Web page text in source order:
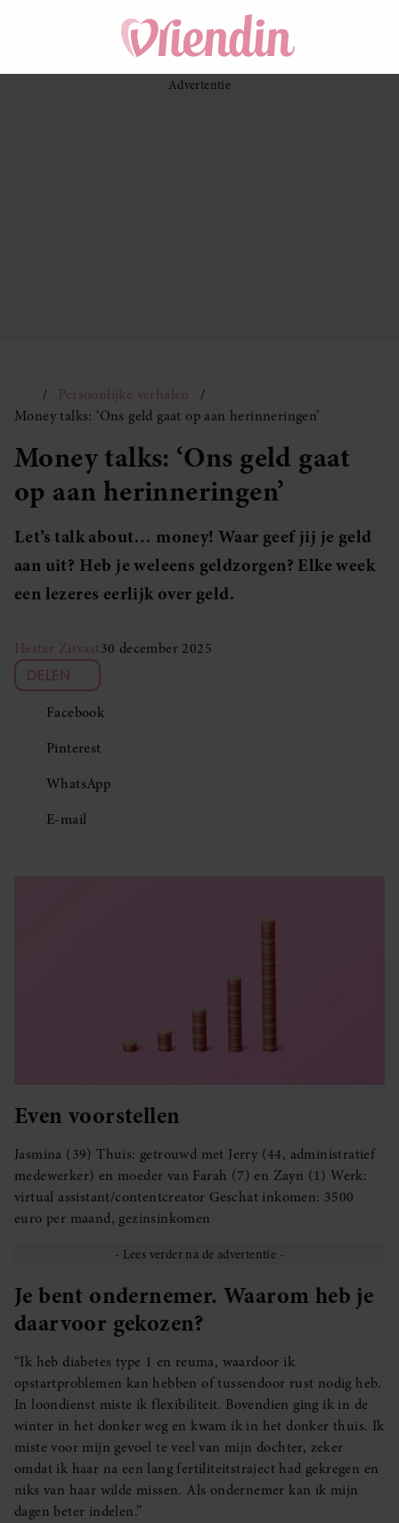
Persoonlijke verhalen
Money talks: ‘Ons geld gaat op aan herinneringen’
Money talks: ‘Ons geld gaat
op aan herinneringen’
Let’s talk about… money! Waar geef jij je geld
aan uit? Heb je weleens geldzorgen? Elke week
een lezeres eerlijk over geld.
Hester Zitvast30 december 2025
DELEN
Facebook
Pinterest
WhatsApp
E-mail
Even voorstellen
Jasmina (39) Thuis: getrouwd met Jerry (44, administratief
medewerker) en moeder van Farah (7) en Zayn (1) Werk:
virtual assistant/contentcreator Geschat inkomen: 3500
euro per maand, gezinsinkomen
Je bent ondernemer. Waarom heb je
daarvoor gekozen?
“Ik heb diabetes type 1 en reuma, waardoor ik
opstartproblemen kan hebben of tussendoor rust nodig heb.
In loondienst miste ik flexibiliteit. Bovendien ging ik in de
winter in het donker weg en kwam ik in het donker thuis. Ik
miste voor mijn gevoel te veel van mijn dochter, zeker
omdat ik haar na een lang fertiliteitstraject had gekregen en
niks van haar wilde missen. Als ondernemer kan ik mijn
dagen beter indelen.”